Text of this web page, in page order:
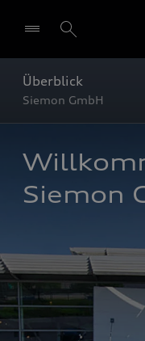
Überblick
Siemon GmbH
Siemon